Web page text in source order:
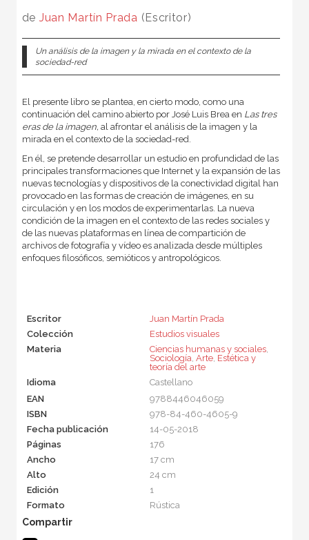
de Juan Martín Prada (Escritor)
Un análisis de la imagen y la mirada en el contexto de la
sociedad-red
El presente libro se plantea, en cierto modo, como una
continuación del camino abierto por José Luis Brea en Las tres
eras de la imagen, al afrontar el análisis de la imagen y la
mirada en el contexto de la sociedad-red.
En él, se pretende desarrollar un estudio en profundidad de las
principales transformaciones que Internet y la expansión de las
nuevas tecnologías y dispositivos de la conectividad digital han
provocado en las formas de creación de imágenes, en su
circulación y en los modos de experimentarlas. La nueva
condición de la imagen en el contexto de las redes sociales y
de las nuevas plataformas en línea de compartición de
archivos de fotografía y vídeo es analizada desde múltiples
enfoques filosóficos, semióticos y antropológicos.
Escritor
Juan Martín Prada
Colección
Estudios visuales
Materia
Ciencias humanas y sociales,
Sociología Arte, Estética y
teoría del arte
Idioma
Castellano
EAN
9788446046059
ISBN
978-84-460-4605-9
Fecha publicación
14-05-2018
Páginas
176
Ancho
17 cm
Alto
24 cm
Edición
1
Formato
Rústica